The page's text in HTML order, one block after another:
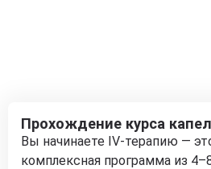
Прохождение курса
Вы начинаете IV-терапию —
комплексная программа из